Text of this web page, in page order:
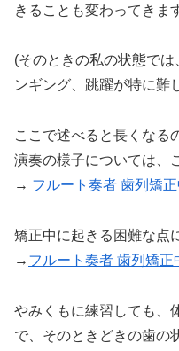
きることも変わってきま
(そのときの私の状態で
ンギング、跳躍が特に難
ここで述べると長くなる
演奏の様子については、
→ フルート奏者 歯列矯
矯正中に起きる困難な点
→ フルート奏者 歯列矯
やみくもに練習しても、
で、そのときどきの歯の